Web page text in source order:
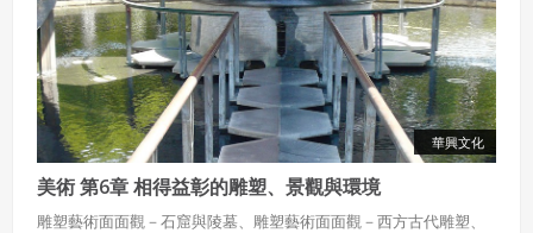
華興文化
美術 第6章 相得益彰的雕塑、景觀與環境
雕塑藝術面面觀－石窟與陵墓、雕塑藝術面面觀－西方古代雕塑、